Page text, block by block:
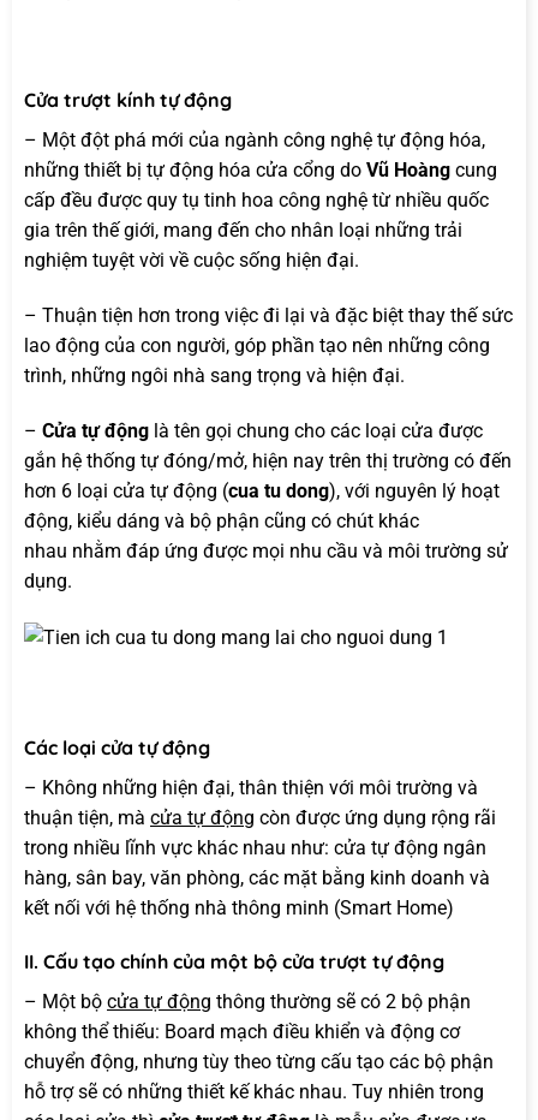
Cửa trượt kính tự động
– Một đột phá mới của ngành công nghệ tự động hóa,
những thiết bị tự động hóa cửa cổng do Vũ Hoàng cung
cấp đều được quy tụ tinh hoa công nghệ từ nhiều quốc
gia trên thế giới, mang đến cho nhân loại những trải
nghiệm tuyệt vời về cuộc sống hiện đại.
– Thuận tiện hơn trong việc đi lại và đặc biệt thay thế sức
lao động của con người, góp phần tạo nên những công
trình, những ngôi nhà sang trọng và hiện đại.
– Cửa tự động là tên gọi chung cho các loại cửa được
gắn hệ thống tự đóng/mở, hiện nay trên thị trường có đến
hơn 6 loại cửa tự động (cua tu dong), với nguyên lý hoạt
động, kiểu dáng và bộ phận cũng có chút khác
nhau nhằm đáp ứng được mọi nhu cầu và môi trường sử
dụng.
Các loại cửa tự động
– Không những hiện đại, thân thiện với môi trường và
thuận tiện, mà cửa tự động còn được ứng dụng rộng rãi
trong nhiều lĩnh vực khác nhau như: cửa tự động ngân
hàng, sân bay, văn phòng, các mặt bằng kinh doanh và
kết nối với hệ thống nhà thông minh (Smart Home)
II. Cấu tạo chính của một bộ cửa trượt tự động
– Một bộ cửa tự động thông thường sẽ có 2 bộ phận
không thể thiếu: Board mạch điều khiển và động cơ
chuyển động, nhưng tùy theo từng cấu tạo các bộ phận
hỗ trợ sẽ có những thiết kế khác nhau. Tuy nhiên trong